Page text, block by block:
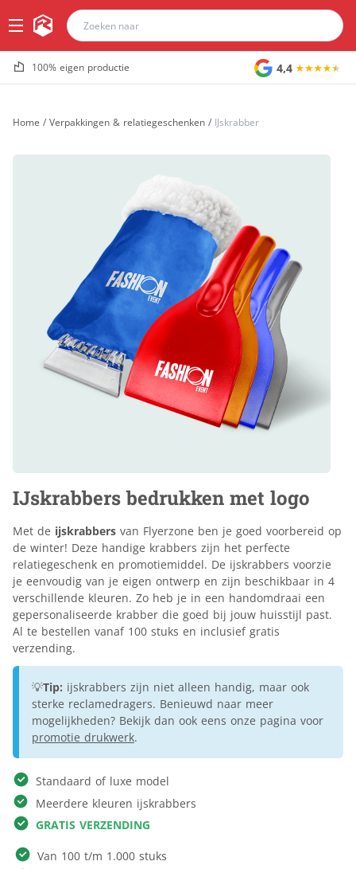
100% eigen productie 4,4
Home / Verpakkingen & relatiegeschenken / IJskrabber
IJskrabbers bedrukken met logo
Met de ijskrabbers van Flyerzone ben je goed voorbereid op
de winter! Deze handige krabbers zijn het perfecte
relatiegeschenk en promotiemiddel. De ijskrabbers voorzie
je eenvoudig van je eigen ontwerp en zijn beschikbaar in 4
verschillende kleuren. Zo heb je in een handomdraai een
gepersonaliseerde krabber die goed bij jouw huisstijl past.
Al te bestellen vanaf 100 stuks en inclusief gratis
verzending.
💡Tip: ijskrabbers zijn niet alleen handig, maar ook
sterke reclamedragers. Benieuwd naar meer
mogelijkheden? Bekijk dan ook eens onze pagina voor
promotie drukwerk.
Standaard of luxe model
Meerdere kleuren ijskrabbers
GRATIS VERZENDING
Van 100 t/m 1.000 stuks